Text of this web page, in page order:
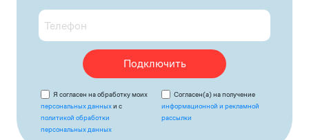
Подключить
Я согласен на обработку моих
персональных данныхи с
политикой обработки
персональных данных
Согласен(а) на получение
информационной и рекламной
рассылки